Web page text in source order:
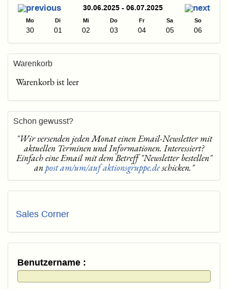
30.06.2025 - 06.07.2025
Mo Di Mi Do Fr Sa So
30 01 02 03 04 05 06
Warenkorb
Warenkorb ist leer
Schon gewusst?
"Wir versenden jeden Monat einen Email-Newsletter mit
aktuellen Terminen und Informationen. Interessiert?
Einfach eine Email mit dem Betreff "Newsletter bestellen"
anpost am/um/auf aktionsgruppe.deschicken."
Sales Corner
Benutzername :